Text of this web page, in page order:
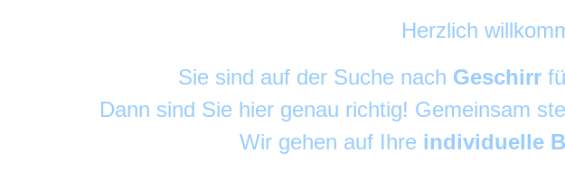
Herzlich
Sie sind auf der Suche nach Geschirr
Dann sind Sie hier genau richtig! Gemeinsam
Wir gehen auf Ihre individuelle